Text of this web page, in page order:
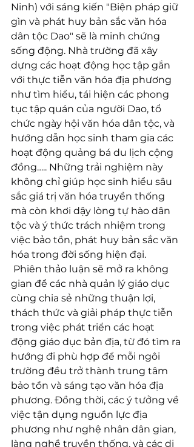
Ninh) với sáng kiến "Biện pháp giữ
gìn và phát huy bản sắc văn hóa
dân tộc Dao" sẽ là minh chứng
sống động. Nhà trường đã xây
dựng các hoạt động học tập gắn
với thực tiễn văn hóa địa phương
như tìm hiểu, tái hiện các phong
tục tập quán của người Dao, tổ
chức ngày hội văn hóa dân tộc, và
hướng dẫn học sinh tham gia các
hoạt động quảng bá du lịch cộng
đồng….. Những trải nghiệm này
không chỉ giúp học sinh hiểu sâu
sắc giá trị văn hóa truyền thống
mà còn khơi dậy lòng tự hào dân
tộc và ý thức trách nhiệm trong
việc bảo tồn, phát huy bản sắc văn
hóa trong đời sống hiện đại.
Phiên thảo luận sẽ mở ra không
gian để các nhà quản lý giáo dục
cùng chia sẻ những thuận lợi,
thách thức và giải pháp thực tiễn
trong việc phát triển các hoạt
động giáo dục bản địa, từ đó tìm ra
hướng đi phù hợp để mỗi ngôi
trường đều trở thành trung tâm
bảo tồn và sáng tạo văn hóa địa
phương. Đồng thời, các ý tưởng về
việc tận dụng nguồn lực địa
phương như nghệ nhân dân gian,
làng nghề truyền thống, và các di